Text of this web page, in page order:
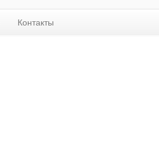
Контакты